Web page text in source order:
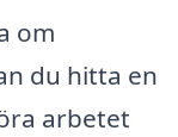
om
du hitta en
arbetet